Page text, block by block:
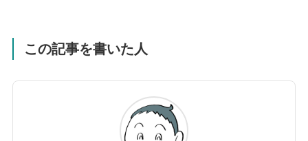
この記事を書いた人